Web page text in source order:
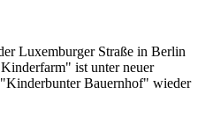
Luxemburger Straße in Berlin
ist unter neuer
Bauernhof" wieder